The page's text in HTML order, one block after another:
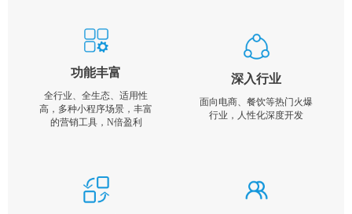
功能丰富
全行业、全生态、适用性
高，多种小程序场景，丰富
的营销工具，N倍盈利
深入行业
面向电商、餐饮等热门火爆
行业，人性化深度开发